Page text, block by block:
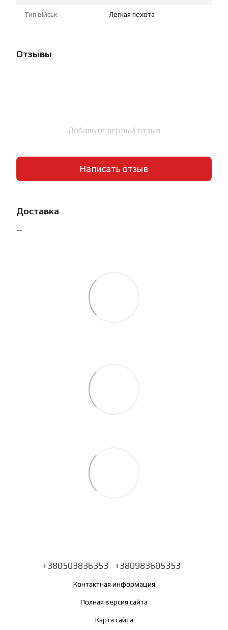
Тип військ Легкая пехота
Отзывы
Добавьте первый отзыв
Написать отзыв
Доставка
+380503836353 +380983605353
Контактная информация
Полная версия сайта
Карта сайта